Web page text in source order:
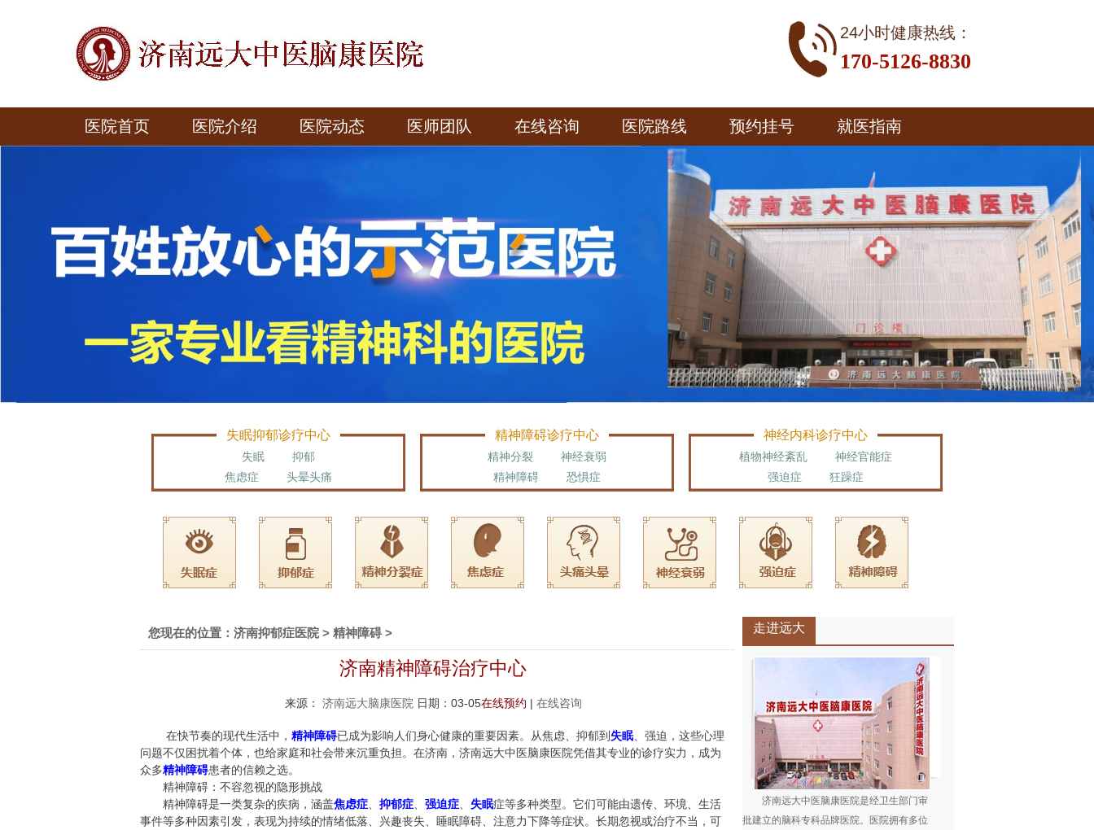
24小时健康热线：
170-5126-8830
医院首页 医院介绍 医院动态 医师团队 在线咨询 医院路线 预约挂号 就医指南
失眠抑郁诊疗中心
失眠
抑郁
焦虑症
头晕头痛
精神障碍诊疗中心
精神分裂
神经衰弱
精神障碍
恐惧症
神经内科诊疗中心
植物神经紊乱
神经官能症
强迫症
狂躁症
您现在的位置： 济南抑郁症医院 > 精神障碍 >
济南精神障碍治疗中心
来源： 济南远大脑康医院 日期：03-05在线预约 | 在线咨询
在快节奏的现代生活中， 精神障碍已成为影响人们身心健康的重要因素。从焦虑、抑郁到失眠 、强迫，这些心理
问题不仅困扰着个体，也给家庭和社会带来沉重负担。在济南，济南远大中医脑康医院凭借其专业的诊疗实力，成为
众多精神障碍患者的信赖之选。
精神障碍：不容忽视的隐形挑战
精神障碍是一类复杂的疾病，涵盖焦虑症 抑郁症 强迫症 失眠症等多种类型。它们可能由遗传、环境、生活
事件等多种因素引发，表现为持续的情绪低落、兴趣丧失、睡眠障碍、注意力下降等症状。长期忽视或治疗不当，可
走进远大
济南远大中医脑康医院是经卫生部门审
批建立的脑科专科品牌医院。医院拥有多位